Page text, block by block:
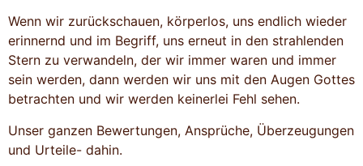
Wenn wir zurückschauen, körperlos, uns endlich wieder
erinnernd und im Begriff, uns erneut in den strahlenden
Stern zu verwandeln, der wir immer waren und immer
sein werden, dann werden wir uns mit den Augen Gottes
betrachten und wir werden keinerlei Fehl sehen.
Unser ganzen Bewertungen, Ansprüche, Überzeugungen
und Urteile- dahin.